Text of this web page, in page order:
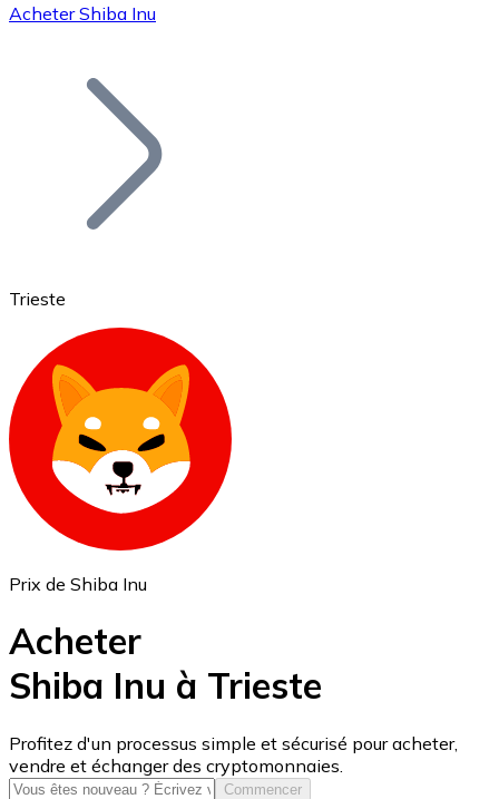
Bitcoin
Ethereum
ETH
USD Coin
USDC
Acheter Shiba Inu
Trieste
Prix de Shiba Inu
Acheter
Shiba Inu à Trieste
Profitez d'un processus simple et sécurisé pour acheter,
vendre et échanger des cryptomonnaies.
Commencer